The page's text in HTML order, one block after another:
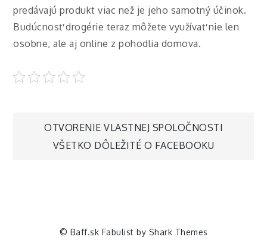
predávajú produkt viac než je jeho samotný účinok.
Budúcnosť drogérie teraz môžete využívať nie len
osobne, ale aj online z pohodlia domova.
Navigace
OTVORENIE VLASTNEJ SPOLOČNOSTI
VŠETKO DÔLEŽITÉ O FACEBOOKU
© Baff.sk Fabulist by Shark Themes